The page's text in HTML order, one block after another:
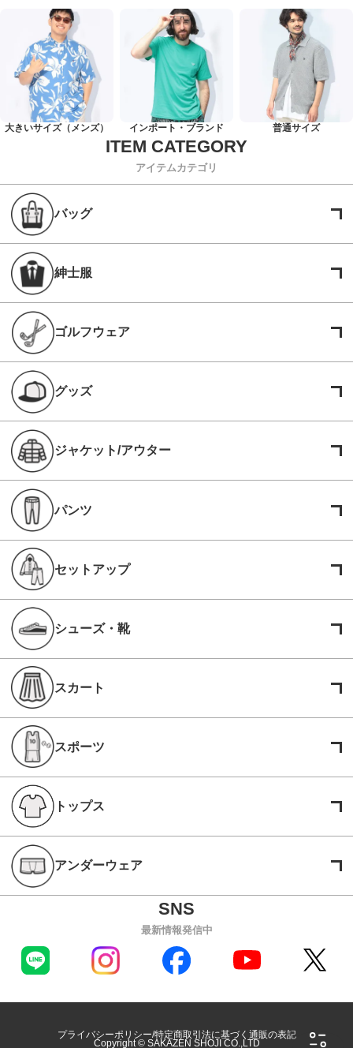
大きいサイズ（メンズ） インポート・ブランド 普通サイズ
アイテムカテゴリ
バッグ
紳士服
ゴルフウェア
グッズ
ジャケット/アウター
パンツ
セットアップ
シューズ・靴
スカート
スポーツ
トップス
アンダーウェア
最新情報発信中
プライバシーポリシー 特定商取引法に基づく通販の表記
Copyright © SAKAZEN SHOJI CO.,LTD